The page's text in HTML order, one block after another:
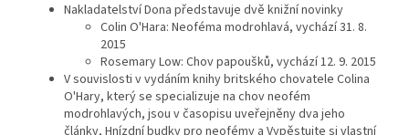
Nakladatelství Dona představuje dvě knižní novinky
Colin O'Hara: Neoféma modrohlavá, vychází 31. 8.
2015
Rosemary Low: Chov papoušků, vychází 12. 9. 2015
V souvislosti v vydáním knihy britského chovatele Colina
O'Hary, který se specializuje na chov neofém
modrohlavých, jsou v časopisu uveřejněny dva jeho